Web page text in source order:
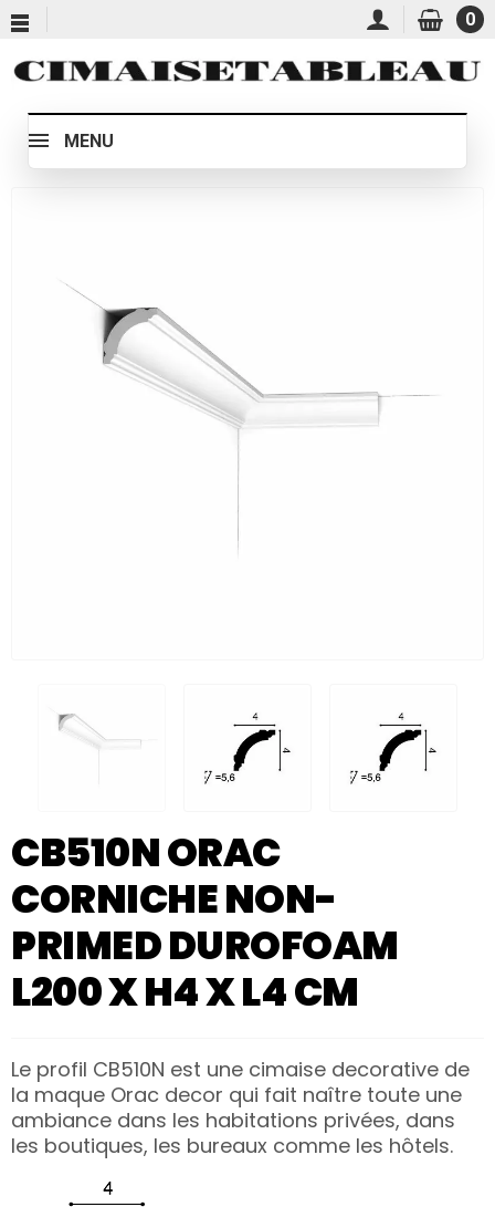
0
MENU
CB510N ORAC
CORNICHE NON-
PRIMED DUROFOAM
L200 X H4 X L4 CM
Le profil CB510N est une cimaise decorative de
la maque Orac decor qui fait naître toute une
ambiance dans les habitations privées, dans
les boutiques, les bureaux comme les hôtels.